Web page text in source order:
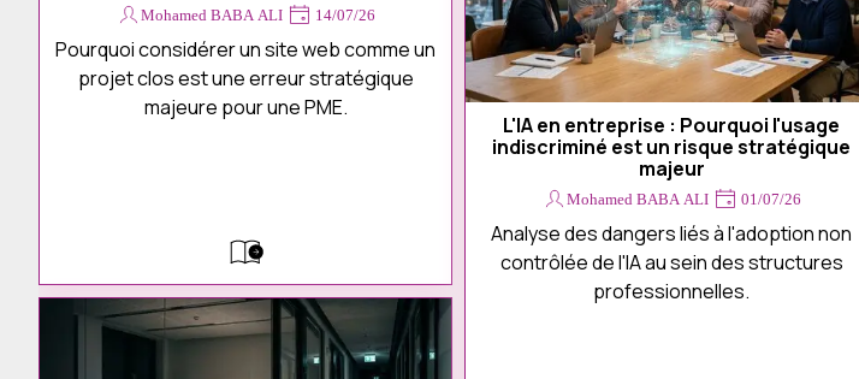
Mohamed BABA ALI 14/07/26
Pourquoi considérer un site web comme un
projet clos est une erreur stratégique
majeure pour une PME.
L'IA en entreprise : Pourquoi l'usage
indiscriminé est un risque stratégique
majeur
Mohamed BABA ALI 01/07/26
Analyse des dangers liés à l'adoption non
contrôlée de l'IA au sein des structures
professionnelles.